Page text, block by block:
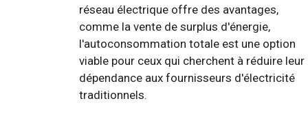
réseau électrique offre des avantages,
comme la vente de surplus d'énergie,
l'autoconsommation totale est une option
viable pour ceux qui cherchent à réduire leur
dépendance aux fournisseurs d'électricité
traditionnels.